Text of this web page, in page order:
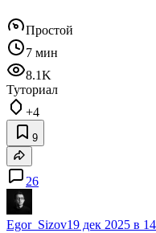
Простой
7 мин
8.1K
Туториал
+4
9
26
Egor_Sizov19 дек 2025 в